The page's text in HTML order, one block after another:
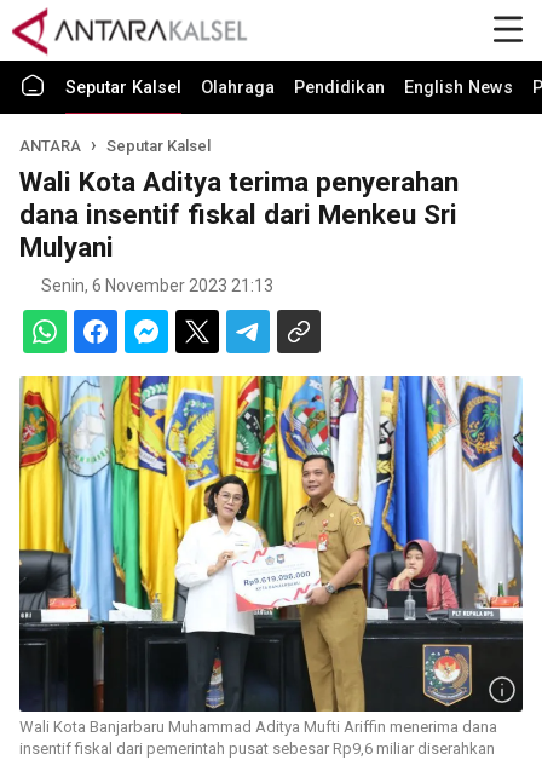
Seputar Kalsel Olahraga Pendidikan English News
ANTARA Seputar Kalsel
Wali Kota Aditya terima penyerahan
dana insentif fiskal dari Menkeu Sri
Mulyani
Senin, 6 November 2023 21:13
Wali Kota Banjarbaru Muhammad Aditya Mufti Ariffin menerima dana
insentif fiskal dari pemerintah pusat sebesar Rp9,6 miliar diserahkan